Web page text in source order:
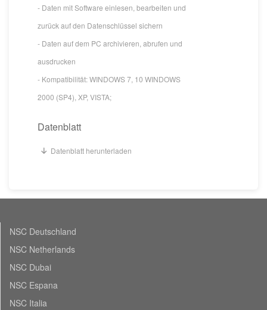
- Daten mit Software einlesen, bearbeiten und
zurück auf den Datenschlüssel sichern
- Daten auf dem PC archivieren, abrufen und
ausdrucken
- Kompatibilität: WINDOWS 7, 10 WINDOWS
2000 (SP4), XP, VISTA;
Datenblatt
Datenblatt herunterladen
NSC Deutschland
NSC Netherlands
NSC Dubai
NSC Espana
NSC Italia